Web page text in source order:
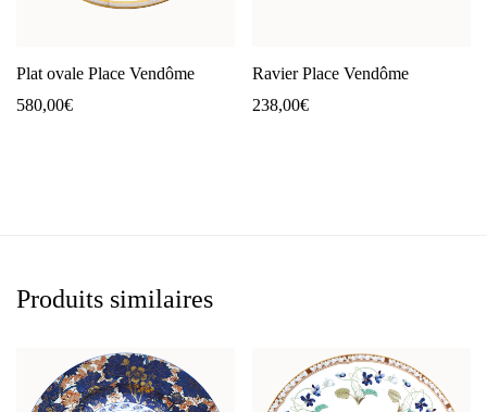
Plat ovale Place Vendôme
580,00€
Ravier Place Vendôme
238,00€
Produits similaires